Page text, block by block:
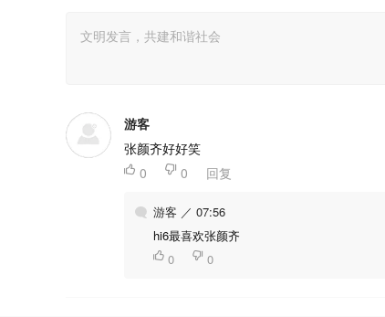
游客
张颜齐好好笑
 0  0 回复
游客 ／ 07:56
hi6最喜欢张颜齐
 0  0